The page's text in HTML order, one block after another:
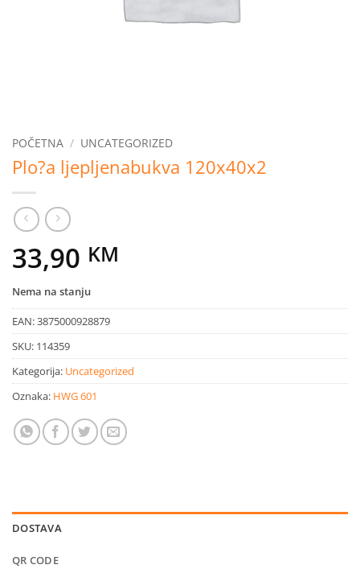
POČETNA / UNCATEGORIZED
Plo?a ljepljenabukva 120x40x2
33,90 KM
Nema na stanju
EAN:3875000928879
SKU: 114359
Kategorija: Uncategorized
Oznaka: HWG 601
DOSTAVA
QR CODE